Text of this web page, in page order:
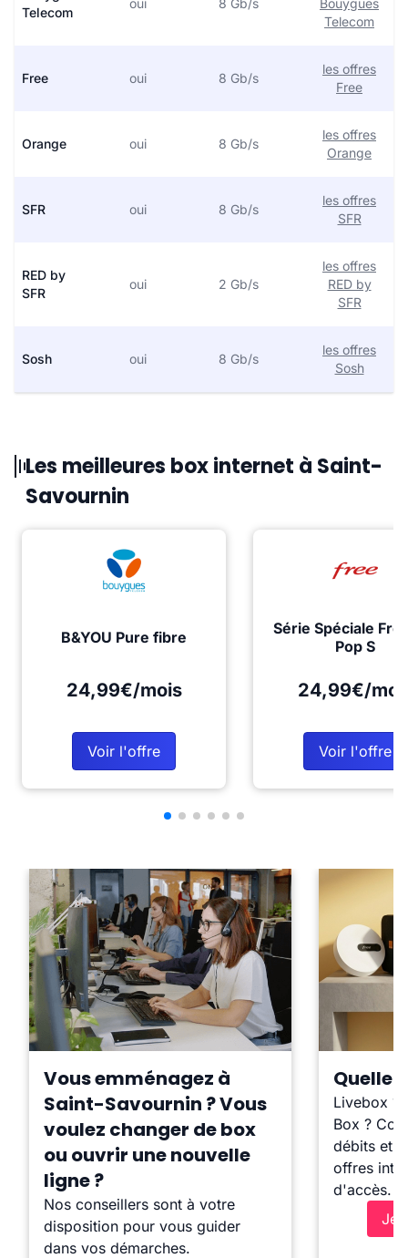
Telecom
oui 8 Gb/s
Bouygues
Telecom
Free oui 8 Gb/s
les offres
Free
Orange oui 8 Gb/s
les offres
Orange
SFR oui 8 Gb/s
les offres
SFR
RED by
SFR
oui 2 Gb/s
les offres
RED by
SFR
Sosh oui 8 Gb/s
les offres
Sosh
Les meilleures box internet à Saint-
Savournin
B&YOU Pure fibre
24,99€/mois
Voir l'offre
Série Spéciale
Pop S
24,99€/
Voir l'offre
Vous emménagez à
Saint-Savournin ? Vous
voulez changer de box
ou ouvrir une nouvelle
ligne ?
Nos conseillers sont à votre
disposition pour vous guider
dans vos démarches.
Quelle
Livebox ?
Box ?
débits et
offres
d'accès.
Je